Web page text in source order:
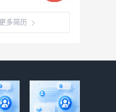
多简历